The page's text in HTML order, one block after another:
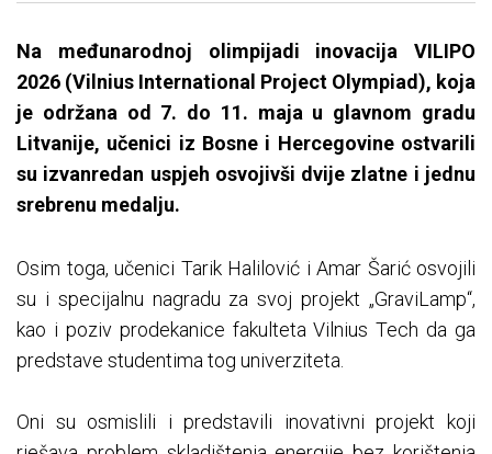
Na međunarodnoj olimpijadi inovacija VILIPO
2026 (Vilnius International Project Olympiad), koja
je održana od 7. do 11. maja u glavnom gradu
Litvanije, učenici iz Bosne i Hercegovine ostvarili
su izvanredan uspjeh osvojivši dvije zlatne i jednu
srebrenu medalju.
Osim toga, učenici Tarik Halilović i Amar Šarić osvojili
su i specijalnu nagradu za svoj projekt „GraviLamp“,
kao i poziv prodekanice fakulteta Vilnius Tech da ga
predstave studentima tog univerziteta.
Oni su osmislili i predstavili inovativni projekt koji